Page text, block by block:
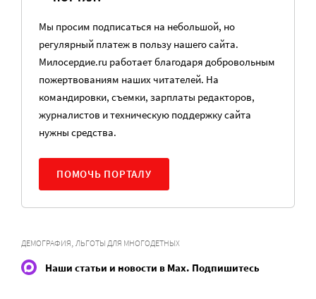
Мы просим подписаться на небольшой, но
регулярный платеж в пользу нашего сайта.
Милосердие.ru работает благодаря добровольным
пожертвованиям наших читателей. На
командировки, съемки, зарплаты редакторов,
журналистов и техническую поддержку сайта
нужны средства.
ПОМОЧЬ ПОРТАЛУ
ДЕМОГРАФИЯ, ЛЬГОТЫ ДЛЯ МНОГОДЕТНЫХ
Наши статьи и новости в Max. Подпишитесь